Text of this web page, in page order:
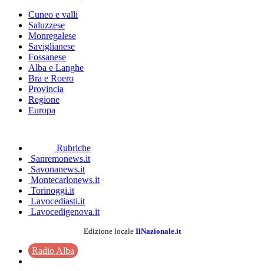
Cuneo e valli
Saluzzese
Monregalese
Saviglianese
Fossanese
Alba e Langhe
Bra e Roero
Provincia
Regione
Europa
Rubriche
Sanremonews.it
Savonanews.it
Montecarlonews.it
Torinoggi.it
Lavocediasti.it
Lavocedigenova.it
Edizione locale IlNazionale.it
Radio Alba